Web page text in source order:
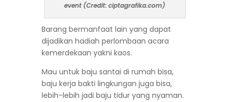
event (Credit: ciptagrafika.com)
Barang bermanfaat lain yang dapat
dijadikan hadiah perlombaan acara
kemerdekaan yakni kaos.
Mau untuk baju santai di rumah bisa,
baju kerja bakti lingkungan juga bisa,
lebih-lebih jadi baju tidur yang nyaman.